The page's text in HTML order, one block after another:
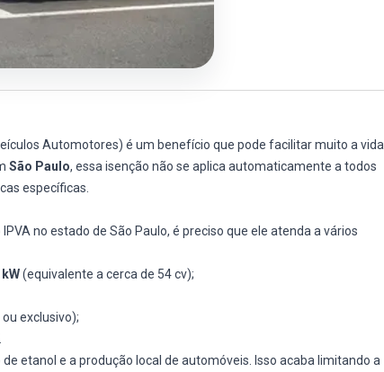
Automotores) é um benefício que pode facilitar muito a vida
São Paulo, essa isenção não se aplica automaticamente a todos
específicas.
no estado de São Paulo, é preciso que ele atenda a vários
(equivalente a cerca de 54 cv);
exclusivo);
etanol e a produção local de automóveis. Isso acaba limitando a